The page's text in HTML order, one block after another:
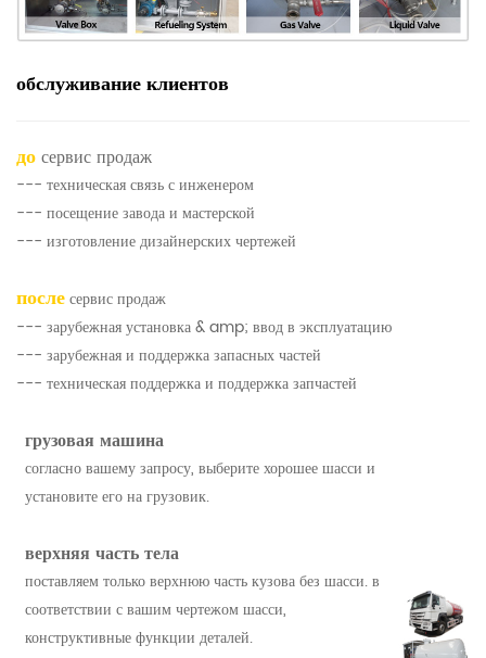
обслуживание клиентов
досервис продаж
--- техническая связь с инженером
--- посещение завода и мастерской
--- изготовление дизайнерских чертежей
послесервис продаж
--- зарубежная установка & amp; ввод в эксплуатацию
--- зарубежная и поддержка запасных частей
--- техническая поддержка и поддержка запчастей
грузовая машина
согласно вашему запросу, выберите хорошее шасси и
установите его на грузовик.
верхняя часть тела
поставляем только верхнюю часть кузова без шасси. в
соответствии с вашим чертежом шасси,
конструктивные функции деталей.